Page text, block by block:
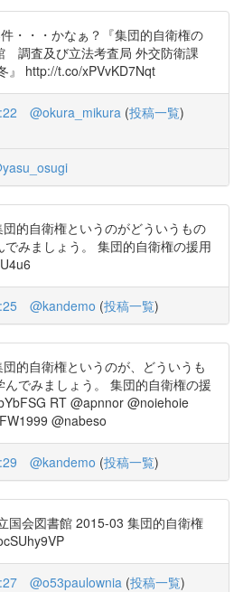
・・・かなぁ？『集団的自衛権の
調査及び立法考査局 外交防衛課
http://t.co/xPVvKD7Nqt
@okura_mikura (投稿一覧)
的自衛権というのがどういうもの
みましょう。 集団的自衛権の援用
@kandemo (投稿一覧)
的自衛権というのが、どういうも
でみましょう。 集団的自衛権の援
RT @apnnor @noiehoie
@nabeso
@kandemo (投稿一覧)
国会図書館 2015-03 集団的自衛権
@o53paulownia (投稿一覧)